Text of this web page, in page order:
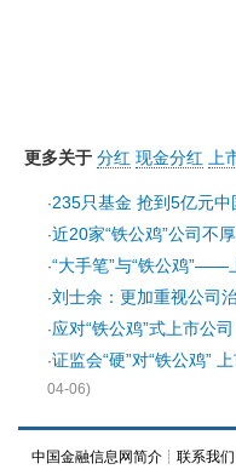
更多关于 分红 现金分红 上
·235只基金 抢到5亿元中
·近20家“铁公鸡”公司不
·“大手笔”与“铁公鸡”——
·刘士余：更加重视公司
·应对“铁公鸡”式上市公
·证监会“硬”对“铁公鸡”
04-06)
中国金融信息网简介 ┊ 联系我们